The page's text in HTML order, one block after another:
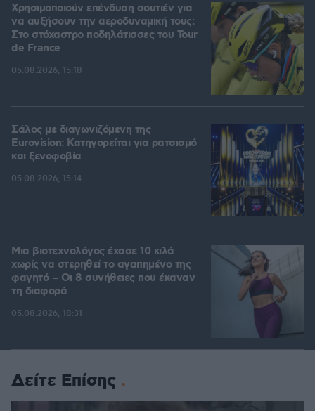
Χρησιμοποιούν επένδυση σουτιέν για
να αυξήσουν την αεροδυναμική τους:
Στο στόχαστρο ποδηλάτισσες του Tour
de France
05.08.2026, 15:18
Σάλος με διαγωνιζόμενη της
Eurovision: Κατηγορείται για ρατσισμό
και ξενοφοβία
05.08.2026, 15:14
Μια βιοτεχνολόγος έχασε 10 κιλά
χωρίς να στερηθεί το αγαπημένο της
φαγητό – Οι 8 συνήθειες που έκαναν
τη διαφορά
05.08.2026, 18:31
Δείτε Επίσης